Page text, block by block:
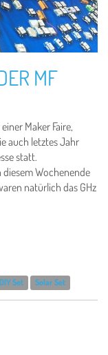
MF
Maker Faire,
auch letztes Jahr
statt.
Wochenende
natürlich das GHz
Set Solar Set